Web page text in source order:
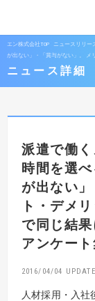
エン株式会社TOP ニュースリリー
が出ない」・「賞与がない」。 メ
ニュース詳細
派遣で働
時間を選べ
が出ない」
ト・デメ
で同じ結果
アンケー
2016/04/04
人材採用・入社